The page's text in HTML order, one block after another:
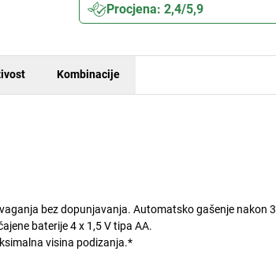
Procjena: 2,4/5,9
Kombinacije
bez dopunjavanja. Automatsko gašenje nakon
baterije 4 x 1,5 V tipa AA.
visina podizanja.*